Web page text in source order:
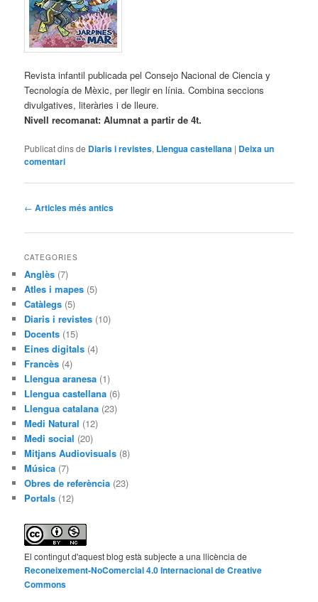
Revista infantil publicada pel Consejo Nacional de Ciencia y
Tecnología de Mèxic, per llegir en línia. Combina seccions
divulgatives, literàries i de lleure.
Nivell recomanat: Alumnat a partir de 4t.
Publicat dins de Diaris i revistes, Llengua castellana | Deixa un
comentari
Navegació
articles
← Articles més antics
CATEGORIES
Anglès (7)
Atles i mapes (5)
Catàlegs (5)
Diaris i revistes (10)
Docents (15)
Eines digitals (4)
Francès (4)
Llengua aranesa (1)
Llengua castellana (6)
Llengua catalana (23)
Medi Natural (12)
Medi social (20)
Mitjans Audiovisuals (8)
Música (7)
Obres de referència (23)
Portals (12)
El contingut d'aquest blog està subjecte a una llicència de
Reconeixement-NoComercial 4.0 Internacional de Creative
Commons